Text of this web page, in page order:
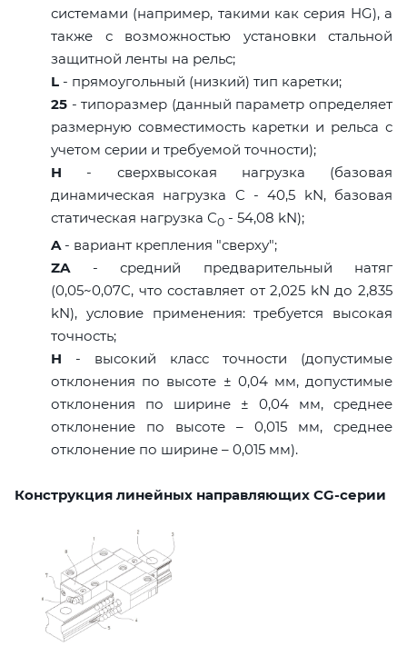
системами (например, такими как серия HG), а
также с возможностью установки стальной
защитной ленты на рельс;
L - прямоугольный (низкий) тип каретки;
25 - типоразмер (данный параметр определяет
размерную совместимость каретки и рельса с
учетом серии и требуемой точности);
H - сверхвысокая нагрузка (базовая
динамическая нагрузка C - 40,5 kN, базовая
статическая нагрузка С0 - 54,08 kN);
A- вариант крепления "сверху";
ZA- средний предварительный натяг
(0,05~0,07C, что составляет от 2,025 kN до 2,835
kN), условие применения: требуется высокая
точность;
H - высокий класс точности (допустимые
отклонения по высоте ± 0,04 мм, допустимые
отклонения по ширине ± 0,04 мм, среднее
отклонение по высоте – 0,015 мм, среднее
отклонение по ширине – 0,015 мм).
Конструкция линейных направляющих CG-серии